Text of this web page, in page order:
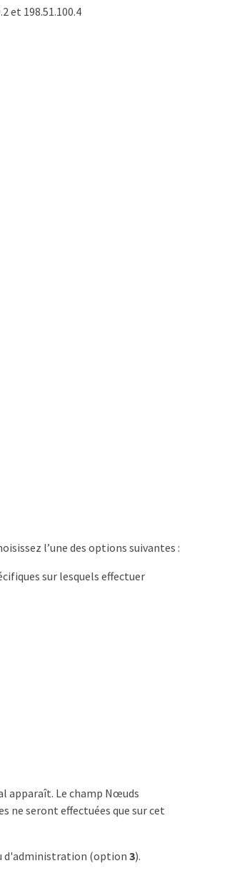
et 198.51.100.4
l’une des options suivantes :
sur lesquels effectuer
apparaît. Le champ Nœuds
seront effectuées que sur cet
d'administration (option 3).